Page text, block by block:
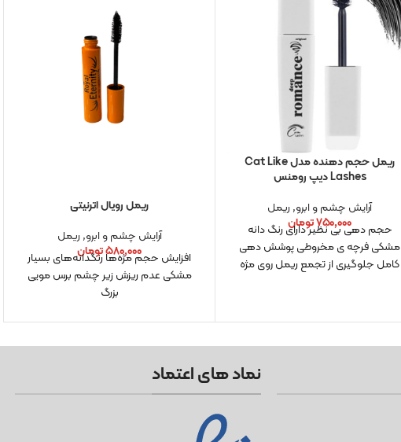
ریمل حجم دهنده مدل Cat Like
Lashes دیپ رومنس
آرایش چشم و ابرو, ریمل
۷۵۰,۰۰۰تومان
حجم دهی بی نظیر دارای رنگ دانه
مشکی فرچه ی مخروطی پوشش دهی
کامل جلوگیری از تجمع ریمل روی مژه
ریمل رویال اترنیتی
آرایش چشم و ابرو, ریمل
۵۸۰,۰۰۰تومان
افزایش حجم مژه‌ها رنگدانه‌های بسیار
مشکی عدم ریزش زیر چشم برس مویی
بزرگ
نماد های اعتماد